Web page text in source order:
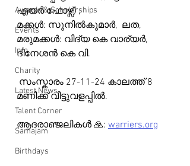
Awards & Scholarships
Events
Info
Charity
Latest News
Talent Corner
Samajam
Birthdays
എയർ ഫോഴ്സ്) ,
മക്കൾ: സുനിൽകുമാർ,  ലത,
മരുമക്കൾ: വിദ്യ കെ വാര്യർ,
ദിനേശൻ കെ വി.
മണിക്ക് വീട്ടുവളപ്പിൽ.
ആദരാഞ്ജലികൾ 🙏: warriers.org